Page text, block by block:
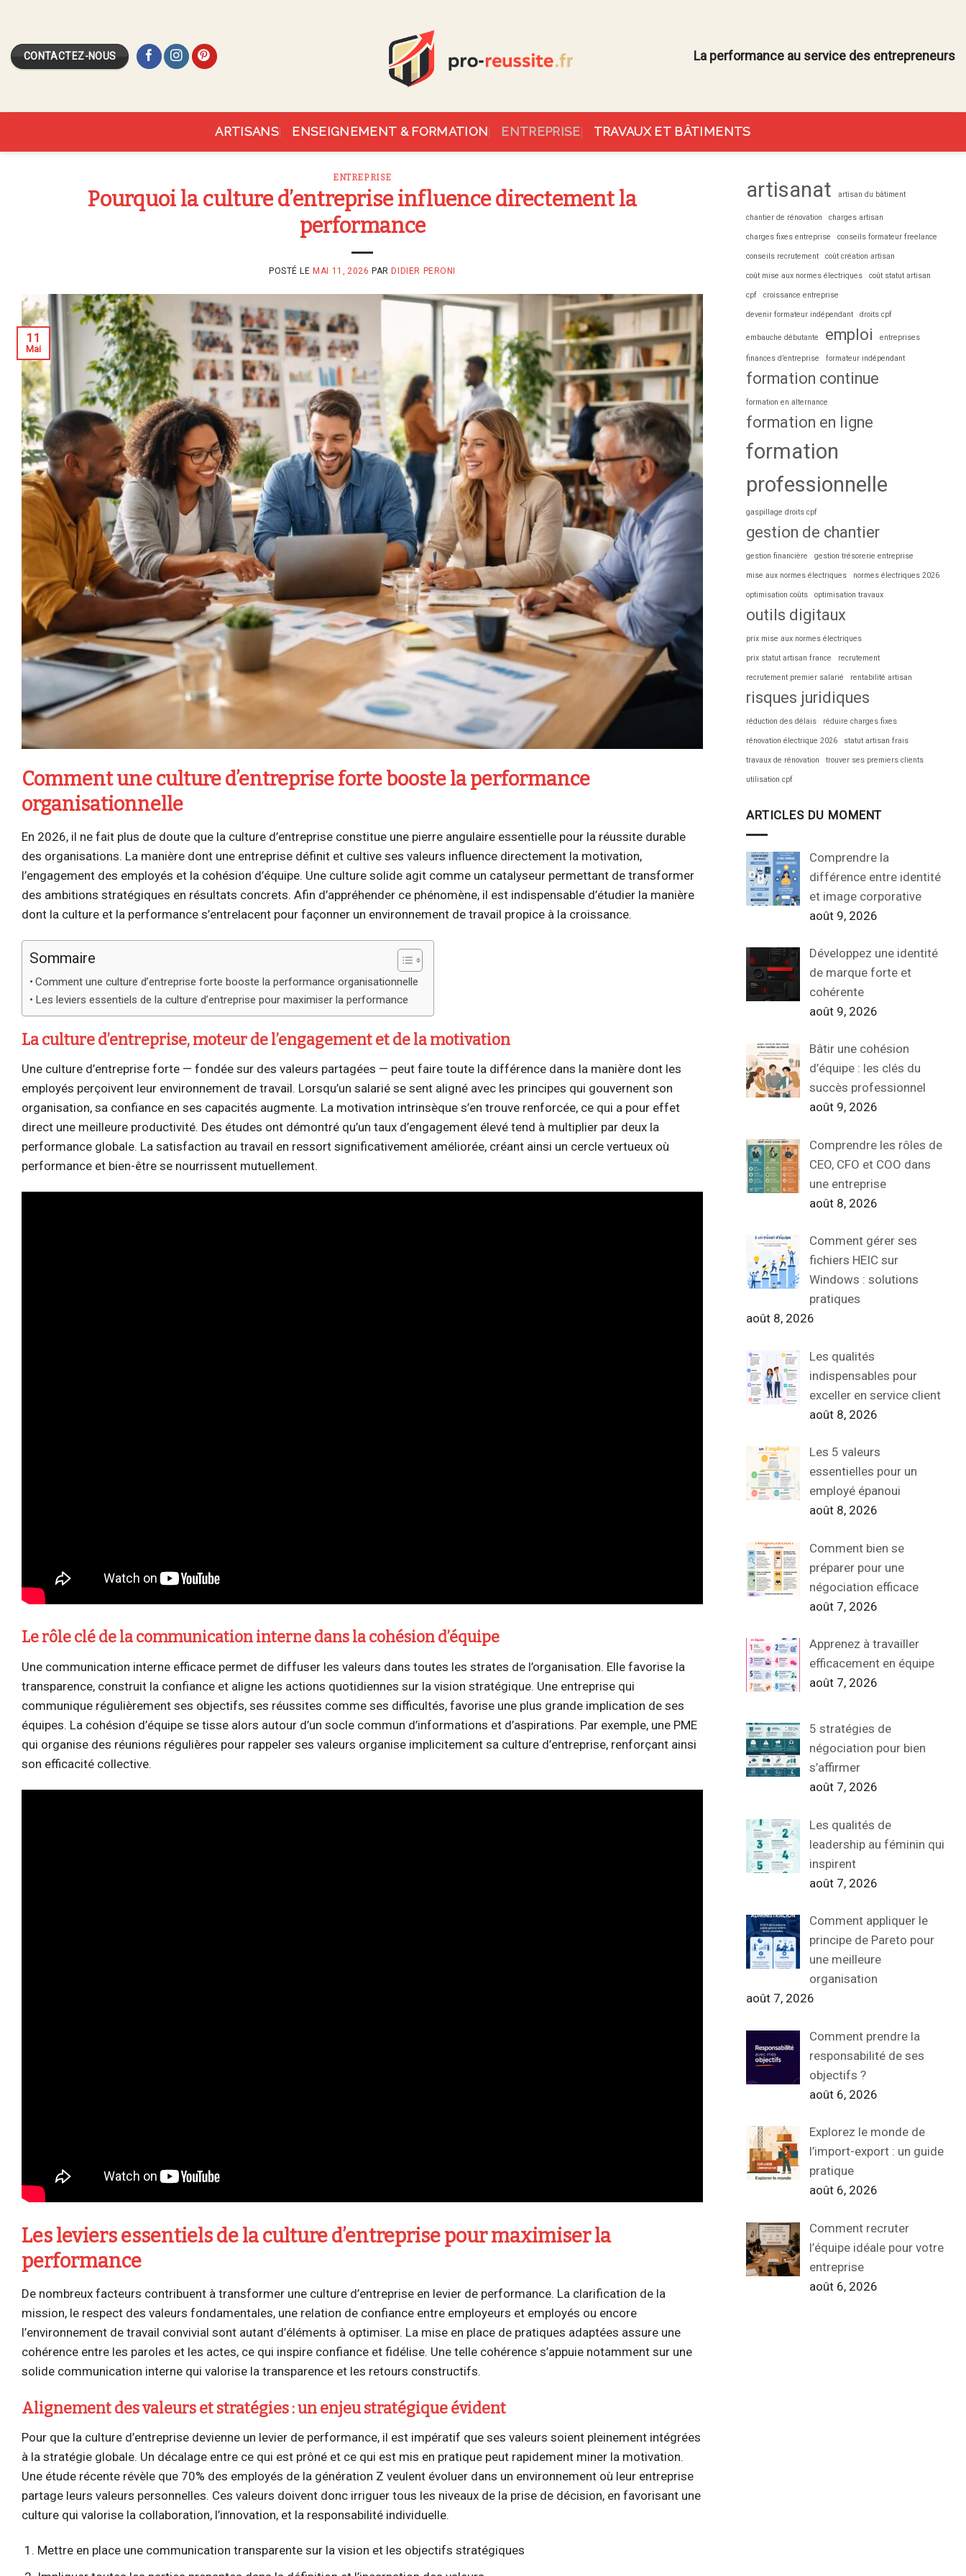
content
CONTACTEZ-NOUS La performance au service des entrepreneurs
ARTISANS ENSEIGNEMENT & FORMATION ENTREPRISE TRAVAUX ET BÂTIMENTS
ENTREPRISE
Pourquoi la culture d’entreprise influence directement la
performance
POSTÉ LEMAI 11, 2026 PARDIDIER PERONI
11
Mai
Comment une culture d’entreprise forte booste la performance
organisationnelle
En 2026, il ne fait plus de doute que la culture d’entreprise constitue une pierre angulaire essentielle pour la réussite durable
des organisations. La manière dont une entreprise définit et cultive ses valeurs influence directement la motivation,
l’engagement des employés et la cohésion d’équipe. Une culture solide agit comme un catalyseur permettant de transformer
des ambitions stratégiques en résultats concrets. Afin d’appréhender ce phénomène, il est indispensable d’étudier la manière
dont la culture et la performance s’entrelacent pour façonner un environnement de travail propice à la croissance.
Sommaire
Comment une culture d’entreprise forte booste la performance organisationnelle
Les leviers essentiels de la culture d’entreprise pour maximiser la performance
La culture d’entreprise, moteur de l’engagement et de la motivation
Une culture d’entreprise forte — fondée sur des valeurs partagées — peut faire toute la différence dans la manière dont les
employés perçoivent leur environnement de travail. Lorsqu’un salarié se sent aligné avec les principes qui gouvernent son
organisation, sa confiance en ses capacités augmente. La motivation intrinsèque s’en trouve renforcée, ce qui a pour effet
direct une meilleure productivité. Des études ont démontré qu’un taux d’engagement élevé tend à multiplier par deux la
performance globale. La satisfaction au travail en ressort significativement améliorée, créant ainsi un cercle vertueux où
performance et bien-être se nourrissent mutuellement.
Le rôle clé de la communication interne dans la cohésion d’équipe
Une communication interne efficace permet de diffuser les valeurs dans toutes les strates de l’organisation. Elle favorise la
transparence, construit la confiance et aligne les actions quotidiennes sur la vision stratégique. Une entreprise qui
communique régulièrement ses objectifs, ses réussites comme ses difficultés, favorise une plus grande implication de ses
équipes. La cohésion d’équipe se tisse alors autour d’un socle commun d’informations et d’aspirations. Par exemple, une PME
qui organise des réunions régulières pour rappeler ses valeurs organise implicitement sa culture d’entreprise, renforçant ainsi
son efficacité collective.
Les leviers essentiels de la culture d’entreprise pour maximiser la
performance
De nombreux facteurs contribuent à transformer une culture d’entreprise en levier de performance. La clarification de la
mission, le respect des valeurs fondamentales, une relation de confiance entre employeurs et employés ou encore
l’environnement de travail convivial sont autant d’éléments à optimiser. La mise en place de pratiques adaptées assure une
cohérence entre les paroles et les actes, ce qui inspire confiance et fidélise. Une telle cohérence s’appuie notamment sur une
solide communication interne qui valorise la transparence et les retours constructifs.
Alignement des valeurs et stratégies : un enjeu stratégique évident
Pour que la culture d’entreprise devienne un levier de performance, il est impératif que ses valeurs soient pleinement intégrées
à la stratégie globale. Un décalage entre ce qui est prôné et ce qui est mis en pratique peut rapidement miner la motivation.
Une étude récente révèle que 70% des employés de la génération Z veulent évoluer dans un environnement où leur entreprise
partage leurs valeurs personnelles. Ces valeurs doivent donc irriguer tous les niveaux de la prise de décision, en favorisant une
culture qui valorise la collaboration, l’innovation, et la responsabilité individuelle.
Mettre en place une communication transparente sur la vision et les objectifs stratégiques
artisanat artisan du bâtiment
chantier de rénovation charges artisan
charges fixes entreprise conseils formateur freelance
conseils recrutement coût création artisan
coût mise aux normes électriques coût statut artisan
cpf croissance entreprise
devenir formateur indépendant droits cpf
embauche débutante emploi entreprises
finances d’entreprise formateur indépendant
formation continue
formation en alternance
formation en ligne
formation
professionnelle
gaspillage droits cpf
gestion de chantier
gestion financière gestion trésorerie entreprise
mise aux normes électriques normes électriques 2026
optimisation coûts optimisation travaux
outils digitaux
prix mise aux normes électriques
prix statut artisan france recrutement
recrutement premier salarié rentabilité artisan
risques juridiques
réduction des délais réduire charges fixes
rénovation électrique 2026 statut artisan frais
travaux de rénovation trouver ses premiers clients
utilisation cpf
ARTICLES DU MOMENT
Comprendre la
différence entre identité
et image corporative
août 9, 2026
Développez une identité
de marque forte et
cohérente
août 9, 2026
Bâtir une cohésion
d’équipe : les clés du
succès professionnel
août 9, 2026
Comprendre les rôles de
CEO, CFO et COO dans
une entreprise
août 8, 2026
Comment gérer ses
fichiers HEIC sur
Windows : solutions
pratiques
août 8, 2026
Les qualités
indispensables pour
exceller en service client
août 8, 2026
Les 5 valeurs
essentielles pour un
employé épanoui
août 8, 2026
Comment bien se
préparer pour une
négociation efficace
août 7, 2026
Apprenez à travailler
efficacement en équipe
août 7, 2026
5 stratégies de
négociation pour bien
s’affirmer
août 7, 2026
Les qualités de
leadership au féminin qui
inspirent
août 7, 2026
Comment appliquer le
principe de Pareto pour
une meilleure
organisation
août 7, 2026
Comment prendre la
responsabilité de ses
objectifs ?
août 6, 2026
Explorez le monde de
l’import-export : un guide
pratique
août 6, 2026
Comment recruter
l’équipe idéale pour votre
entreprise
août 6, 2026